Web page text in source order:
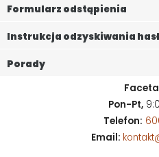
Formularz odstąpienia
Instrukcja odzyskiwania
Porady
Pon-Pt,
Telefon:
Email: